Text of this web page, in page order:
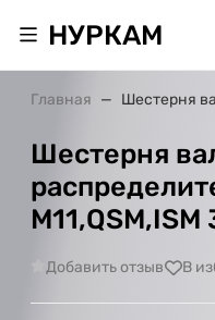
НУРКАМ
Главная Шестерня
Шестерня
Добавить отзыв В